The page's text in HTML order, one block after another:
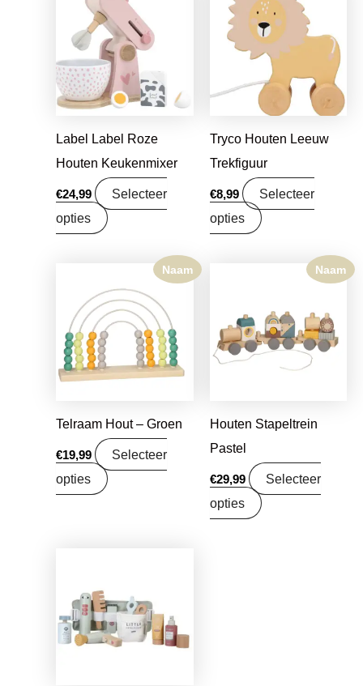
Label Label Roze
Houten Keukenmixer
€24,99
Selecteer
opties
Tryco Houten Leeuw
Trekfiguur
€8,99
Selecteer
opties
Naam
Telraam Hout – Groen
€19,99
Selecteer
opties
Naam
Houten Stapeltrein
Pastel
€29,99
Selecteer
opties
€29,99.€23,69.